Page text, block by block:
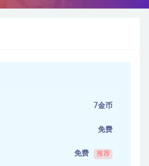
7金币
免费
免费 推荐